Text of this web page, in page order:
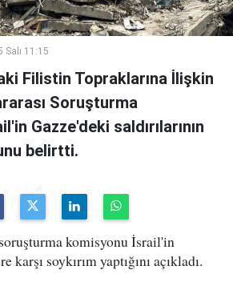
Salı 11:15
Filistin Topraklarına İlişkin
Soruşturma
Gazze'deki saldırılarının
belirtti.
komisyonu İsrail'in
soykırım yaptığını açıkladı.